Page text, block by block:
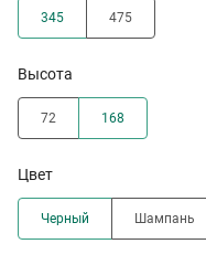
345 475
Высота
72 168
Цвет
Черный Шампань